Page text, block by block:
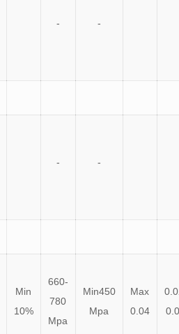
- -
- -
Min
10%
660-
780
Mpa
Min450
Mpa
Max
0.04